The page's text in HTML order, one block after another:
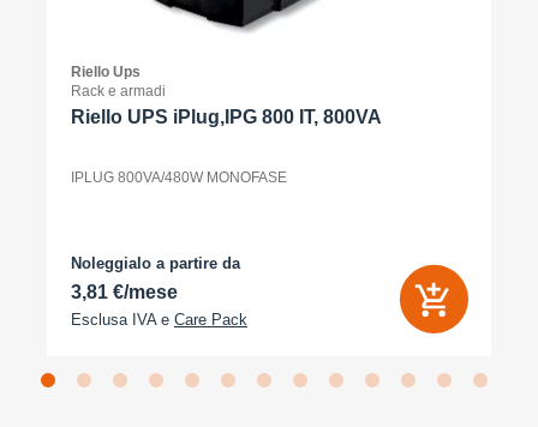
Riello Ups
Rack e armadi
Riello UPS iPlug,IPG 800 IT, 800VA
IPLUG 800VA/480W MONOFASE
Noleggialo a partire da
3,81 €/mese
Esclusa IVA e Care Pack